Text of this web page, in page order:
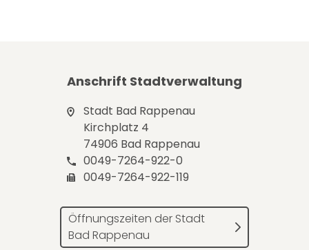
Anschrift Stadtverwaltung
Stadt Bad Rappenau
Kirchplatz 4
74906 Bad Rappenau
0049-7264-922-0
0049-7264-922-119
Öffnungszeiten der Stadt
Bad Rappenau